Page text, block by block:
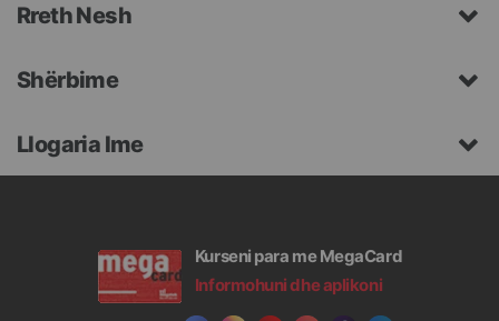
Rreth Nesh
Shërbime
Llogaria Ime
Kurseni para me MegaCard
Informohuni dhe aplikoni